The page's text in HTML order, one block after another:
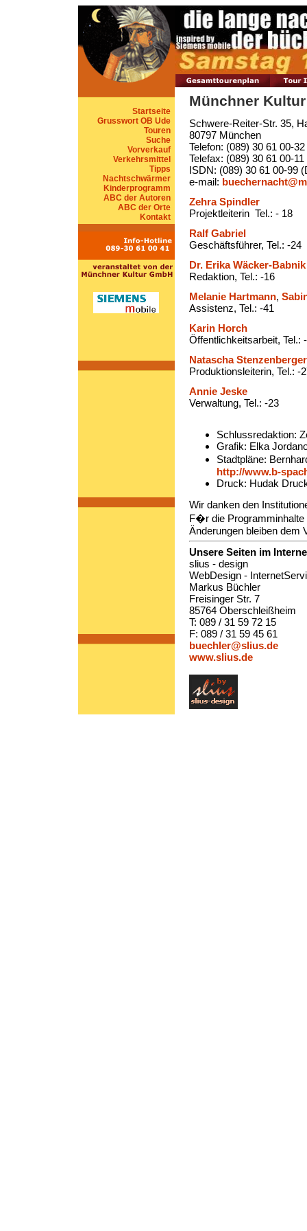
Startseite
Grusswort OB Ude
Touren
Suche
Vorverkauf
Verkehrsmittel
Tipps
Nachtschwärmer
Kinderprogramm
ABC der Autoren
ABC der Orte
Kontakt
Münchner
Schwere-Reiter-Str. 35,
80797 München
Telefon: (089) 30 61 00-32
Telefax: (089) 30 61 00-11
ISDN: (089) 30 61 00-99
e-mail:
Zehra Spindler
Projektleiterin Tel.: - 18
Ralf Gabriel
Geschäftsführer, Tel.: -24
Dr. Erika Wäcker-Babnik
Redaktion, Tel.: -16
Melanie Hartmann,
Assistenz, Tel.: -41
Karin Horch
Öffentlichkeitsarbeit, Tel.:
Natascha Stenzenberger
Produktionsleiterin, Tel.: -
Annie Jeske
Verwaltung, Tel.: -23
Schlussredaktion:
Grafik: Elka
Stadtpläne:
http://www.b-
Druck: Hudak
Wir danken den
F�r die Programminhalte
Änderungen bleiben dem
Unsere Seiten im
slius - design
WebDesign -
Markus Büchler
Freisinger Str. 7
85764 Oberschleißheim
T: 089 / 31 59 72 15
F: 089 / 31 59 45 61
buechler@slius.de
www.slius.de